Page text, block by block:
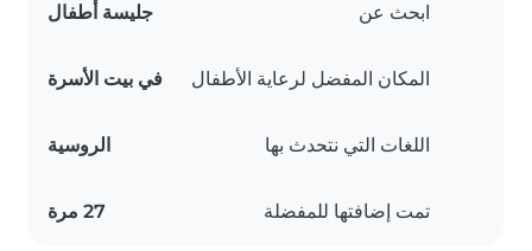
ابحث عن جليسة أطفال
المكان المفضل لرعاية الأطفال في بيت الأسرة
اللغات التي نتحدث بها الروسية
تمت إضافتها للمفضلة 27 مرة